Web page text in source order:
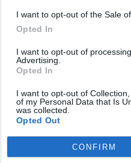
I want to opt-out of the Sale
Opted In
I want to opt-out of
Advertising.
Opted In
I want to opt-out of
of my Personal Data that Is
was collected.
Opted Out
CONFIRM
Hóakadály
miatt
szünetet